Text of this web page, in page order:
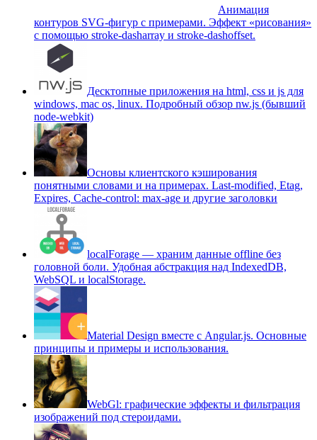
Анимация
контуров SVG-фигур с примерами. Эффект «рисования»
c помощью stroke-dasharray и stroke-dashoffset.
Десктопные приложения на html, css и js для
windows, mac os, linux. Подробный обзор nw.js (бывший
node-webkit)
Основы клиентского кэширования
понятными словами и на примерах. Last-modified, Etag,
Expires, Cache-control: max-age и другие заголовки
localForage — храним данные offline без
головной боли. Удобная абстракция над IndexedDB,
WebSQL и localStorage.
Material Design вместе с Angular.js. Основные
принципы и примеры и использования.
WebGl: графические эффекты и фильтрация
изображений под стероидами.